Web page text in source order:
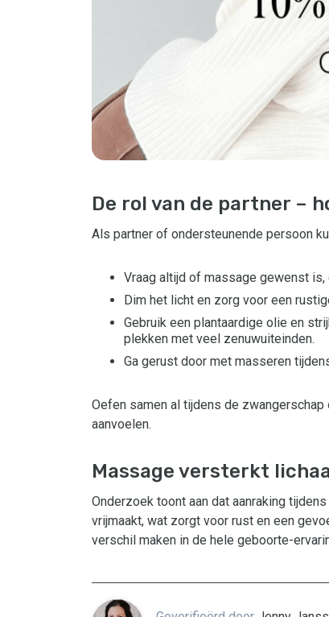
De rol van de partner –
Als partner of ondersteunende persoon
Vraag altijd of massage gewenst
Dim het licht en zorg voor een
Gebruik een plantaardige olie en
plekken met veel zenuwuiteinden.
Ga gerust door met masseren
Oefen samen al tijdens de
aanvoelen.
Massage versterkt
Onderzoek toont aan dat aanraking
vrijmaakt, wat zorgt voor rust en een
verschil maken in de hele geboorte-